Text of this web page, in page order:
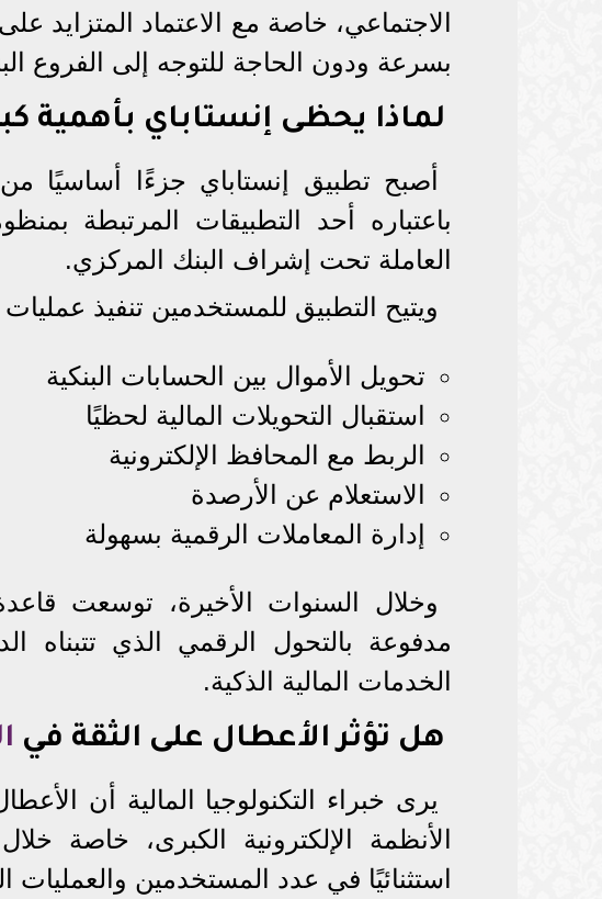
الاجتماعي، خاصة مع الاعتماد المتزايد
بسرعة ودون الحاجة للتوجه إلى الفروع
لماذا يحظى إنستاباي بأهمية
أصبح تطبيق إنستاباي جزءًا أساسيًا
باعتباره أحد التطبيقات المرتبطة
العاملة تحت إشراف البنك المركزي.
ويتيح التطبيق للمستخدمين تنفيذ
تحويل الأموال بين الحسابات البنكية
استقبال التحويلات المالية لحظيًا
الربط مع المحافظ الإلكترونية
الاستعلام عن الأرصدة
إدارة المعاملات الرقمية بسهولة
وخلال السنوات الأخيرة، توسعت
مدفوعة بالتحول الرقمي الذي تتبناه
الخدمات المالية الذكية.
هل تؤثر الأعطال على الثقة في
يرى خبراء التكنولوجيا المالية أن
الأنظمة الإلكترونية الكبرى، خاصة
استثنائيًا في عدد المستخدمين